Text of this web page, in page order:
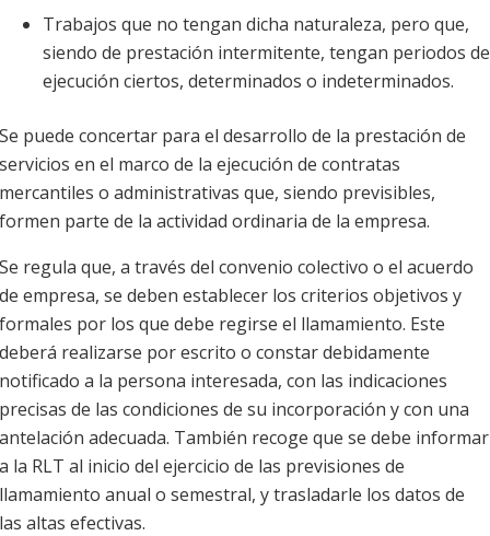
Trabajos que no tengan dicha naturaleza, pero que,
siendo de prestación intermitente, tengan periodos de
ejecución ciertos, determinados o indeterminados.
Se puede concertar para el desarrollo de la prestación de
servicios en el marco de la ejecución de contratas
mercantiles o administrativas que, siendo previsibles,
formen parte de la actividad ordinaria de la empresa.
Se regula que, a través del convenio colectivo o el acuerdo
de empresa, se deben establecer los criterios objetivos y
formales por los que debe regirse el llamamiento. Este
deberá realizarse por escrito o constar debidamente
notificado a la persona interesada, con las indicaciones
precisas de las condiciones de su incorporación y con una
antelación adecuada. También recoge que se debe informar
a la RLT al inicio del ejercicio de las previsiones de
llamamiento anual o semestral, y trasladarle los datos de
las altas efectivas.